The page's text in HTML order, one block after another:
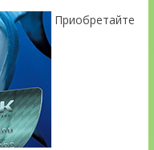
Приобретайте